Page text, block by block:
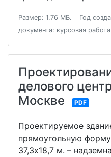
Размер: 1.76 МБ. Год
документа: курсовая работа
делового
Москве
PDF
Проектируемое
прямоугольную
37,3х18,7 м. –